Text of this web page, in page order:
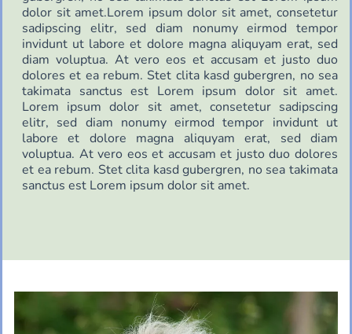
dolor sit amet.Lorem ipsum dolor sit amet, consetetur
sadipscing elitr, sed diam nonumy eirmod tempor
invidunt ut labore et dolore magna aliquyam erat, sed
diam voluptua. At vero eos et accusam et justo duo
dolores et ea rebum. Stet clita kasd gubergren, no sea
takimata sanctus est Lorem ipsum dolor sit amet.
Lorem ipsum dolor sit amet, consetetur sadipscing
elitr, sed diam nonumy eirmod tempor invidunt ut
labore et dolore magna aliquyam erat, sed diam
voluptua. At vero eos et accusam et justo duo dolores
et ea rebum. Stet clita kasd gubergren, no sea takimata
sanctus est Lorem ipsum dolor sit amet.